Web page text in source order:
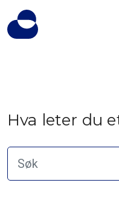
Hva leter du